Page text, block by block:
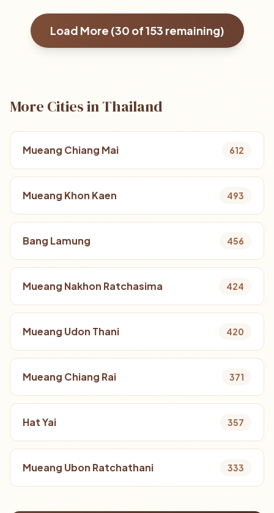
Load More (30 of153 remaining)
More Cities in Thailand
Mueang Chiang Mai 612
Mueang Khon Kaen 493
Bang Lamung 456
Mueang Nakhon Ratchasima 424
Mueang Udon Thani 420
Mueang Chiang Rai 371
Hat Yai 357
Mueang Ubon Ratchathani 333